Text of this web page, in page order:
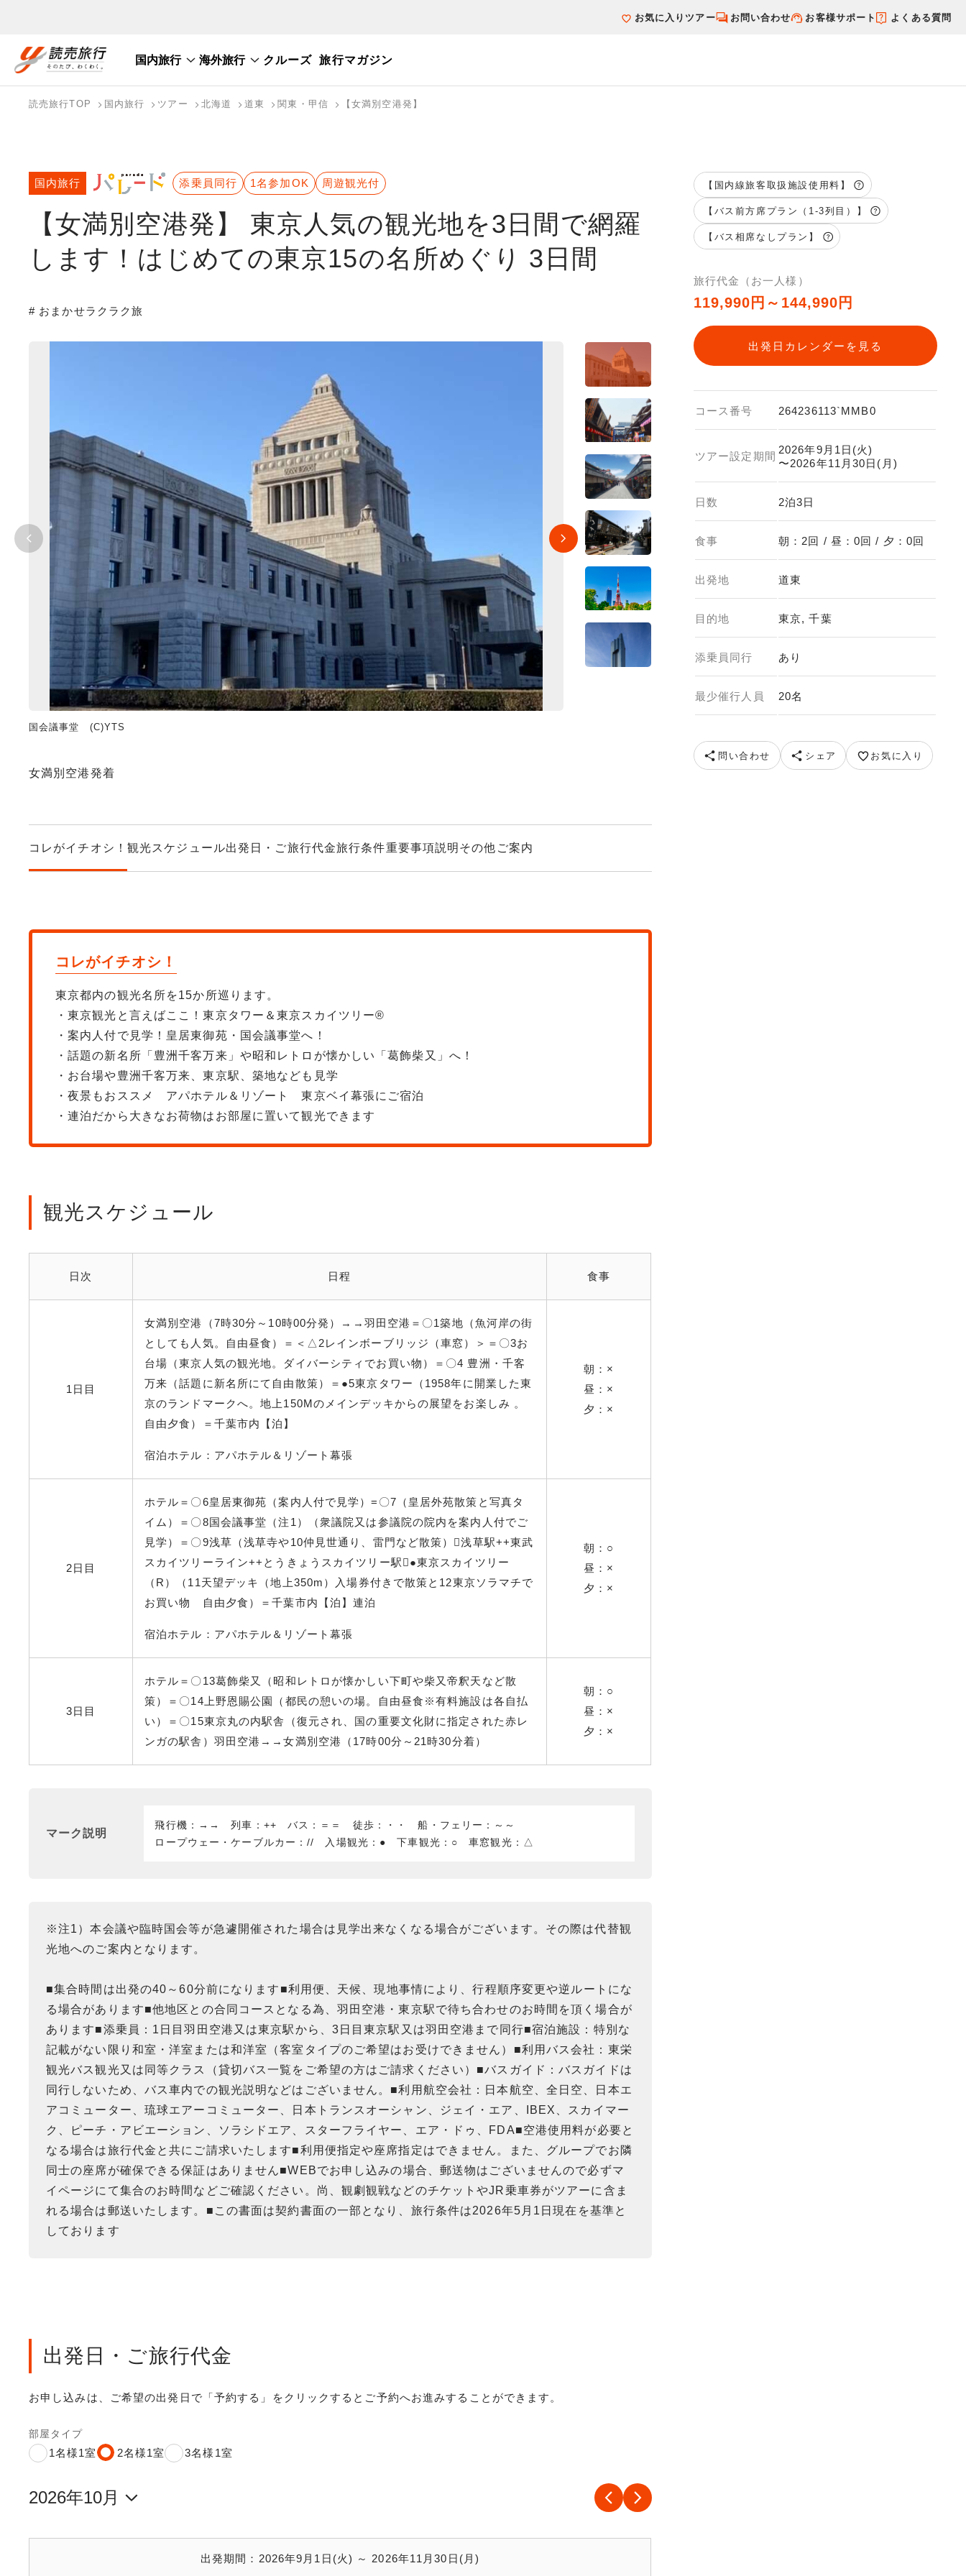
お気に入りツアー お問い合わせ お客様サポート よくある質問
国内旅行 海外旅行 クルーズ 旅行マガジン
国内旅行トップ
海外旅行トップ
読売旅行TOP 国内旅行 ツアー 北海道 道東 関東・甲信 【女満別空港発】
【女満別空港発】 東京人気の観光地を3日間で網羅
します！はじめての東京15の名所めぐり 3日間
国内旅行 添乗員同行 1名参加OK 周遊観光付
# おまかせラクラク旅
国会議事堂 (C)YTS
女満別空港発着
コレがイチオシ！ 観光スケジュール出発日・ご旅行代金旅行条件重要事項説明 その他ご案内
コレがイチオシ！
東京都内の観光名所を15か所巡ります。
・東京観光と言えばここ！東京タワー＆東京スカイツリー®
・案内人付で見学！皇居東御苑・国会議事堂へ！
・話題の新名所「豊洲千客万来」や昭和レトロが懐かしい「葛飾柴又」へ！
・お台場や豊洲千客万来、東京駅、築地なども見学
・夜景もおススメ アパホテル＆リゾート 東京ベイ幕張にご宿泊
・連泊だから大きなお荷物はお部屋に置いて観光できます
観光スケジュール
日次 日程 食事
1日目
女満別空港（7時30分～10時00分発）→→羽田空港＝〇1築地（魚河岸の街
としても人気。自由昼食）＝＜△2レインボーブリッジ（車窓）＞＝〇3お
台場（東京人気の観光地。ダイバーシティでお買い物）＝〇4 豊洲・千客
万来（話題に新名所にて自由散策）＝●5東京タワー（1958年に開業した東
京のランドマークへ。地上150Mのメインデッキからの展望をお楽しみ 。
自由夕食）＝千葉市内【泊】
宿泊ホテル：アパホテル＆リゾート幕張
朝：×
昼：×
夕：×
2日目
ホテル＝〇6皇居東御苑（案内人付で見学）=〇7（皇居外苑散策と写真タ
イム）＝〇8国会議事堂（注1）（衆議院又は参議院の院内を案内人付でご
見学）＝〇9浅草（浅草寺や10仲見世通り、雷門など散策）浅草駅++東武
スカイツリーライン++とうきょうスカイツリー駅●東京スカイツリー
（R）（11天望デッキ（地上350m）入場券付きで散策と12東京ソラマチで
お買い物 自由夕食）＝千葉市内【泊】連泊
宿泊ホテル：アパホテル＆リゾート幕張
朝：○
昼：×
夕：×
3日目
ホテル＝〇13葛飾柴又（昭和レトロが懐かしい下町や柴又帝釈天など散
策）＝〇14上野恩賜公園（都民の憩いの場。自由昼食※有料施設は各自払
い）＝〇15東京丸の内駅舎（復元され、国の重要文化財に指定された赤レ
ンガの駅舎） 羽田空港→→女満別空港（17時00分～21時30分着）
朝：○
昼：×
夕：×
マーク説明
飛行機：→→ 列車：++ バス：＝＝ 徒歩：・・ 船・フェリー：～～
ロープウェー・ケーブルカー：// 入場観光：● 下車観光：○ 車窓観光：△
※注1）本会議や臨時国会等が急遽開催された場合は見学出来なくなる場合がございます。その際は代替観
光地へのご案内となります。
■集合時間は出発の40～60分前になります■利用便、天候、現地事情により、行程順序変更や逆ルートにな
る場合があります■他地区との合同コースとなる為、羽田空港・東京駅で待ち合わせのお時間を頂く場合が
あります■添乗員：1日目羽田空港又は東京駅から、3日目東京駅又は羽田空港まで同行■宿泊施設：特別な
記載がない限り和室・洋室または和洋室（客室タイプのご希望はお受けできません）■利用バス会社：東栄
観光バス観光又は同等クラス（貸切バス一覧をご希望の方はご請求ください）■バスガイド：バスガイドは
同行しないため、バス車内での観光説明などはございません。■利用航空会社：日本航空、全日空、日本エ
アコミューター、琉球エアーコミューター、日本トランスオーシャン、ジェイ・エア、IBEX、スカイマー
ク、ピーチ・アビエーション、ソラシドエア、スターフライヤー、エア・ドゥ、FDA■空港使用料が必要と
なる場合は旅行代金と共にご請求いたします■利用便指定や座席指定はできません。また、グループでお隣
同士の座席が確保できる保証はありません■WEBでお申し込みの場合、郵送物はございませんので必ずマ
イページにて集合のお時間などご確認ください。尚、観劇観戦などのチケットやJR乗車券がツアーに含ま
れる場合は郵送いたします。■この書面は契約書面の一部となり、旅行条件は2026年5月1日現在を基準と
しております
出発日・ご旅行代金
お申し込みは、ご希望の出発日で「予約する」をクリックするとご予約へお進みすることができます。
部屋タイプ
1名様1室 2名様1室 3名様1室
出発期間： 2026年9月1日(火) ～ 2026年11月30日(月)
【国内線旅客取扱施設使用料】
【バス前方席プラン（1-3列目）】
【バス相席なしプラン】
旅行代金（お一人様）
119,990円～144,990円
出発日カレンダーを見る
コース番号 264236113`MMB0
ツアー設定期間
2026年9月1日(火)
〜2026年11月30日(月)
日数 2泊3日
食事 朝：2回 / 昼：0回 / 夕：0回
出発地 道東
目的地 東京, 千葉
添乗員同行 あり
最少催行人員 20名
問い合わせ シェア お気に入り